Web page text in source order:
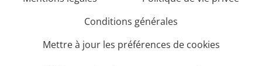
Conditions générales
Mettre à jour les préférences de cookies